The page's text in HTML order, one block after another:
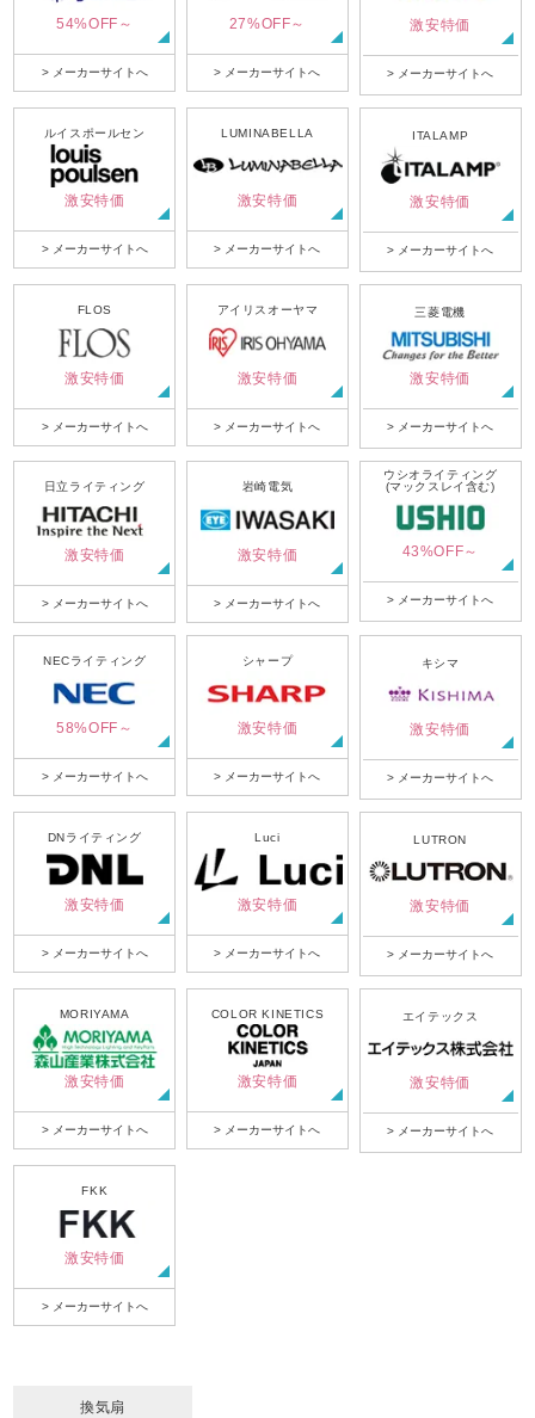
54%OFF～
> メーカーサイトへ
27%OFF～
> メーカーサイトへ
激安特価
> メーカーサイトへ
ルイスポールセン
激安特価
> メーカーサイトへ
LUMINABELLA
激安特価
> メーカーサイトへ
ITALAMP
激安特価
> メーカーサイトへ
FLOS
激安特価
> メーカーサイトへ
アイリスオーヤマ
激安特価
> メーカーサイトへ
三菱電機
激安特価
> メーカーサイトへ
日立ライティング
激安特価
> メーカーサイトへ
岩崎電気
激安特価
> メーカーサイトへ
ウシオライティング
(マックスレイ含む)
43%OFF～
> メーカーサイトへ
NECライティング
58%OFF～
> メーカーサイトへ
シャープ
激安特価
> メーカーサイトへ
キシマ
激安特価
> メーカーサイトへ
DNライティング
激安特価
> メーカーサイトへ
Luci
激安特価
> メーカーサイトへ
LUTRON
激安特価
> メーカーサイトへ
MORIYAMA
激安特価
> メーカーサイトへ
COLOR KINETICS
激安特価
> メーカーサイトへ
エイテックス
激安特価
> メーカーサイトへ
FKK
激安特価
> メーカーサイトへ
換気扇